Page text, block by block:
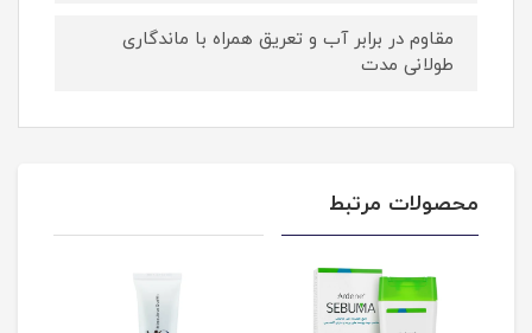
مقاوم در برابر آب و تعریق همراه با ماندگاری
طولانی مدت
محصولات مرتبط